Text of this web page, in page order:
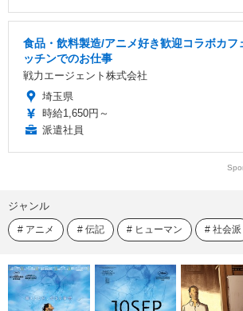
食品・飲料製造/アニメ好き歓迎コラボカフ
ッチンでのお仕事
戦力エージェント株式会社
埼玉県
時給1,650円～
派遣社員
ジャンル
アニメ 伝記 ヒューマン 社会派